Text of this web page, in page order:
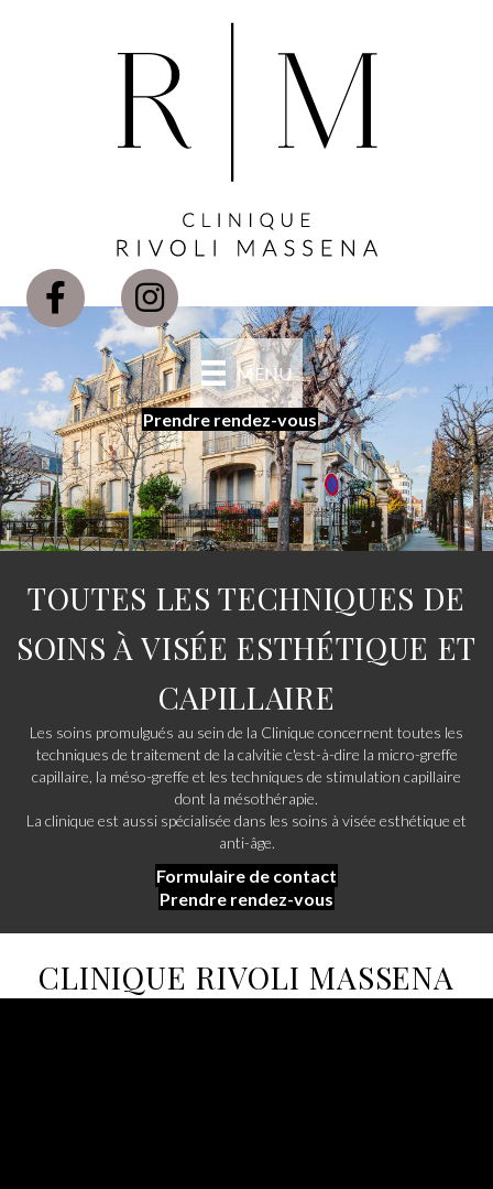
MENU
Prendre rendez-vous
TOUTES LES TECHNIQUES DE
SOINS À VISÉE ESTHÉTIQUE ET
CAPILLAIRE
Les soins promulgués au sein de la Clinique concernent toutes les
techniques de traitement de la calvitie c'est-à-dire la micro-greffe
capillaire, la méso-greffe et les techniques de stimulation capillaire
dont la mésothérapie.
La clinique est aussi spécialisée dans les soins à visée esthétique et
anti-âge.
Formulaire de contact
Prendre rendez-vous
CLINIQUE RIVOLI MASSENA